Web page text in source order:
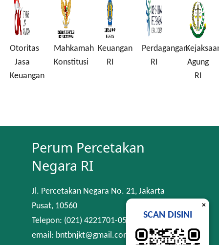
Otoritas
Jasa
Keuangan
Mahkamah
Konstitusi
Keuangan
RI
Perdagangan
RI
Agung
RI
Perum Percetakan
Negara RI
Jl. Percetakan Negara No. 21, Jakarta
Pusat, 10560
Telepon: (021) 4221701-05
email: bntbnjkt@gmail.com
×
SCAN DISINI